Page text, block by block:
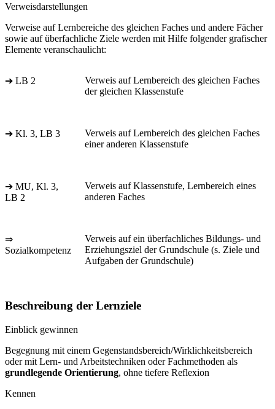
Verweisdarstellungen
Verweise auf Lernbereiche des gleichen Faches und andere Fächer
sowie auf überfachliche Ziele werden mit Hilfe folgender grafischer
Elemente veranschaulicht:
➔ LB 2
Verweis auf Lernbereich des gleichen Faches
der gleichen Klassenstufe
➔ Kl. 3, LB 3
Verweis auf Lernbereich des gleichen Faches
einer anderen Klassenstufe
➔ MU, Kl. 3,
LB 2
Verweis auf Klassenstufe, Lernbereich eines
anderen Faches
⇒
Sozialkompetenz
Verweis auf ein überfachliches Bildungs- und
Erziehungsziel der Grundschule (s. Ziele und
Aufgaben der Grundschule)
Beschreibung der Lernziele
Einblick gewinnen
Begegnung mit einem Gegenstandsbereich/Wirklichkeitsbereich
oder mit Lern- und Arbeitstechniken oder Fachmethoden als
grundlegende Orientierung, ohne tiefere Reflexion
Kennen